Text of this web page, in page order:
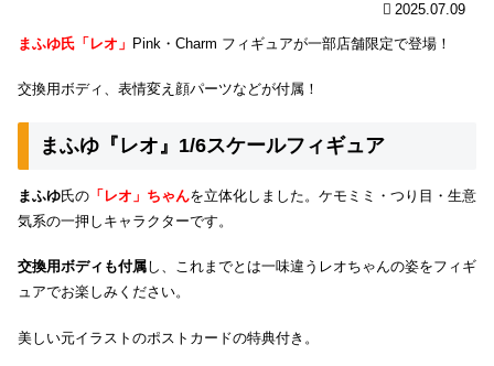
2025.07.09
まふゆ氏「レオ」 Pink・Charm フィギュアが一部店舗限定で登場！
交換用ボディ、表情変え顔パーツなどが付属！
まふゆ『レオ』1/6スケールフィギュア
まふゆ氏の 「レオ」ちゃんを立体化しました。ケモミミ・つり目・生意
気系の一押しキャラクターです。
交換用ボディも付属し、これまでとは一味違うレオちゃんの姿をフィギ
ュアでお楽しみください。
美しい元イラストのポストカードの特典付き。